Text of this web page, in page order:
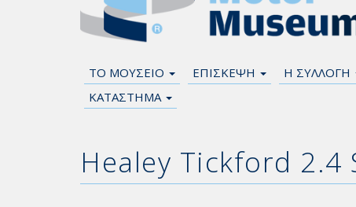
ΤΟ ΜΟΥΣΕΙΟ ΕΠΙΣΚΕΨΗ Η ΣΥΛΛΟΓΗ
ΚΑΤΑΣΤΗΜΑ
Healey Tickford 2.4